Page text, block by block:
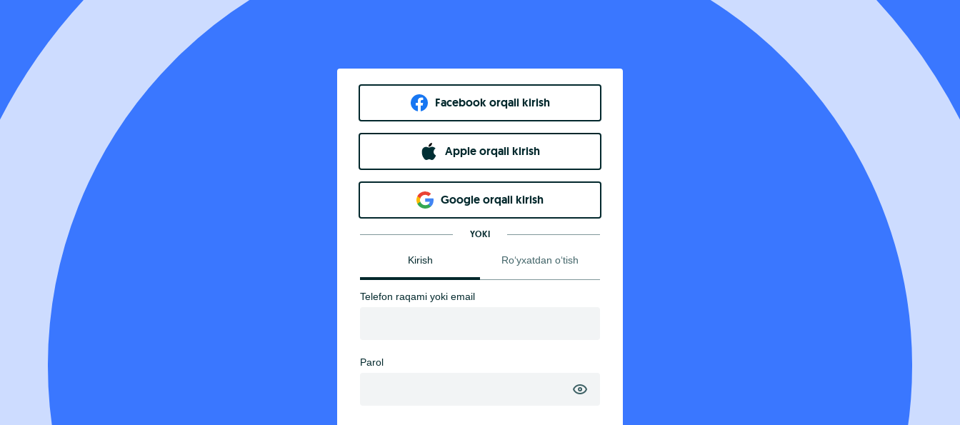
Facebook orqali kirish​
Apple orqali kirish
Goo​g​le orqali kirish
YOKI
Kirish Ro‘yxatdan o‘tish
Telefon raqami yoki email
Parol